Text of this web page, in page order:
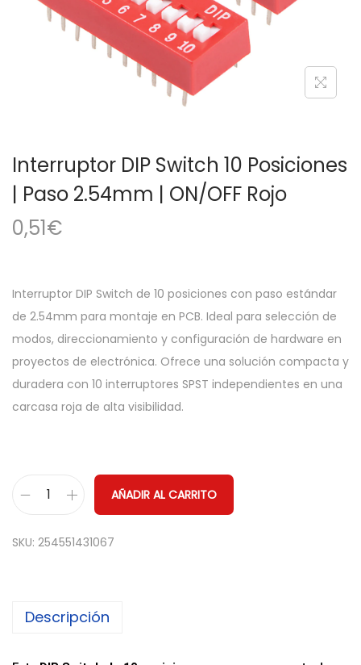
a
c
i
n
i
d
o
Interruptor DIP Switch 10 Posiciones
| Paso 2.54mm | ON/OFF Rojo
0,51€
Interruptor DIP Switch de 10 posiciones con paso estándar
de 2.54mm para montaje en PCB. Ideal para selección de
modos, direccionamiento y configuración de hardware en
proyectos de electrónica. Ofrece una solución compacta y
duradera con 10 interruptores SPST independientes en una
carcasa roja de alta visibilidad.
t
r
AÑADIR AL CARRITO
SKU: 254551431067
Descripción